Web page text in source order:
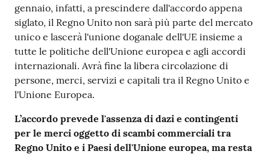
zione
on line
gennaio, infatti, a prescindere dall'accordo appena
siglato, il Regno Unito non sarà più parte del mercato
unico e lascerà l'unione doganale dell'UE insieme a
tutte le politiche dell'Unione europea e agli accordi
internazionali. Avrà fine la libera circolazione di
persone, merci, servizi e capitali tra il Regno Unito e
l'Unione Europea.
L’accordo prevede l'assenza di dazi e contingenti
per le merci oggetto di scambi commerciali tra
Regno Unito e i Paesi dell'Unione europea, ma resta